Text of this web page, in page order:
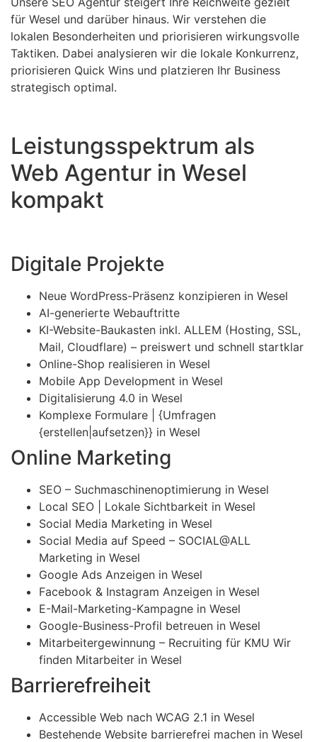
für Wesel und darüber hinaus. Wir verstehen die
lokalen Besonderheiten und priorisieren wirkungsvolle
Taktiken. Dabei analysieren wir die lokale Konkurrenz,
priorisieren Quick Wins und platzieren Ihr Business
strategisch optimal.
Leistungsspektrum als
Web Agentur in Wesel
kompakt
Digitale Projekte
Neue WordPress-Präsenz konzipieren in Wesel
AI-generierte Webauftritte
KI-Website-Baukasten inkl. ALLEM (Hosting, SSL,
Mail, Cloudflare) – preiswert und schnell startklar
Online-Shop realisieren in Wesel
Mobile App Development in Wesel
Digitalisierung 4.0 in Wesel
Komplexe Formulare | {Umfragen
{erstellen|aufsetzen}} in Wesel
Online Marketing
SEO – Suchmaschinenoptimierung in Wesel
Local SEO | Lokale Sichtbarkeit in Wesel
Social Media Marketing in Wesel
Social Media auf Speed – SOCIAL@ALL
Marketing in Wesel
Google Ads Anzeigen in Wesel
Facebook & Instagram Anzeigen in Wesel
E-Mail-Marketing-Kampagne in Wesel
Google-Business-Profil betreuen in Wesel
Mitarbeitergewinnung – Recruiting für KMU Wir
finden Mitarbeiter in Wesel
Barrierefreiheit
Accessible Web nach WCAG 2.1 in Wesel
Bestehende Website barrierefrei machen in Wesel